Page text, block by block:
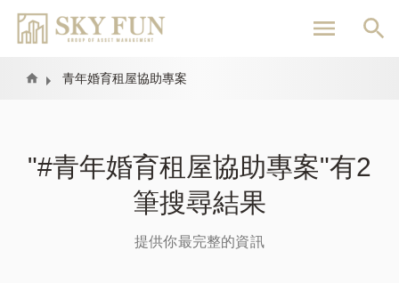
Home 青年婚育租屋協助專案
"#青年婚育租屋協助專案"有2
筆搜尋結果
提供你最完整的資訊